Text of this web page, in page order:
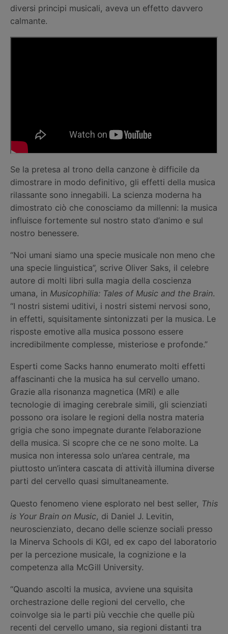
diversi principi musicali, aveva un effetto davvero
calmante.
Se la pretesa al trono della canzone è difficile da
dimostrare in modo definitivo, gli effetti della musica
rilassante sono innegabili. La scienza moderna ha
dimostrato ciò che conosciamo da millenni: la musica
influisce fortemente sul nostro stato d’animo e sul
nostro benessere.
“Noi umani siamo una specie musicale non meno che
una specie linguistica”, scrive Oliver Saks, il celebre
autore di molti libri sulla magia della coscienza
umana, in Musicophilia: Tales of Music and the Brain.
“I nostri sistemi uditivi, i nostri sistemi nervosi sono,
in effetti, squisitamente sintonizzati per la musica. Le
risposte emotive alla musica possono essere
incredibilmente complesse, misteriose e profonde.”
Esperti come Sacks hanno enumerato molti effetti
affascinanti che la musica ha sul cervello umano.
Grazie alla risonanza magnetica (MRI) e alle
tecnologie di imaging cerebrale simili, gli scienziati
possono ora isolare le regioni della nostra materia
grigia che sono impegnate durante l’elaborazione
della musica. Si scopre che ce ne sono molte. La
musica non interessa solo un’area centrale, ma
piuttosto un’intera cascata di attività illumina diverse
parti del cervello quasi simultaneamente.
Questo fenomeno viene esplorato nel best seller, This
is Your Brain on Music, di Daniel J. Levitin,
neuroscienziato, decano delle scienze sociali presso
la Minerva Schools di KGI, ed ex capo del laboratorio
per la percezione musicale, la cognizione e la
competenza alla McGill University.
“Quando ascolti la musica, avviene una squisita
orchestrazione delle regioni del cervello, che
coinvolge sia le parti più vecchie che quelle più
recenti del cervello umano, sia regioni distanti tra